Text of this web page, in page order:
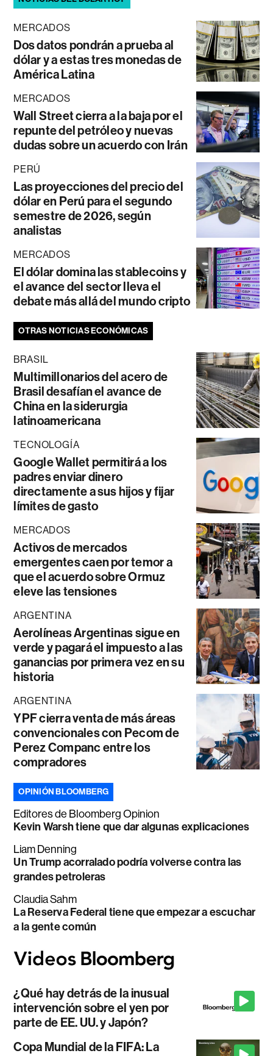
MERCADOS
Dos datos pondrán a prueba al
dólar y a estas tres monedas de
América Latina
MERCADOS
Wall Street cierra a la baja por el
repunte del petróleo y nuevas
dudas sobre un acuerdo con Irán
PERÚ
Las proyecciones del precio del
dólar en Perú para el segundo
semestre de 2026, según
analistas
MERCADOS
El dólar domina las stablecoins y
el avance del sector lleva el
debate más allá del mundo cripto
OTRAS NOTICIAS ECONÓMICAS
BRASIL
Multimillonarios del acero de
Brasil desafían el avance de
China en la siderurgia
latinoamericana
TECNOLOGÍA
Google Wallet permitirá a los
padres enviar dinero
directamente a sus hijos y fijar
límites de gasto
MERCADOS
Activos de mercados
emergentes caen por temor a
que el acuerdo sobre Ormuz
eleve las tensiones
ARGENTINA
Aerolíneas Argentinas sigue en
verde y pagará el impuesto a las
ganancias por primera vez en su
historia
ARGENTINA
YPF cierra venta de más áreas
convencionales con Pecom de
Perez Companc entre los
compradores
OPINIÓN BLOOMBERG
Editores de Bloomberg Opinion
Kevin Warsh tiene que dar algunas explicaciones
Liam Denning
Un Trump acorralado podría volverse contra las
grandes petroleras
Claudia Sahm
La Reserva Federal tiene que empezar a escuchar
a la gente común
¿Qué hay detrás de la inusual
intervención sobre el yen por
parte de EE. UU. y Japón?
Copa Mundial de la FIFA: La